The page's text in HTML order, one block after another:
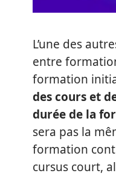
L’une des
entre
formation
des cours et
durée de la
sera pas la
formation
cursus court,